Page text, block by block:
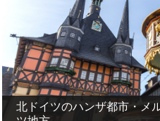
北ドイツのハンザ都市・メ